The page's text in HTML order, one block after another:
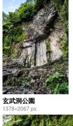
玄武洞公園
1378×2067 px